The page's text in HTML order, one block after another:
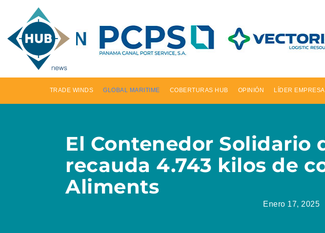
TRADE WINDS GLOBAL MARITIME COBERTURAS HUB OPINIÓN LÍDER
El Contenedor Solidario
recauda 4.743 kilos de
Aliments
Enero 17, 2025